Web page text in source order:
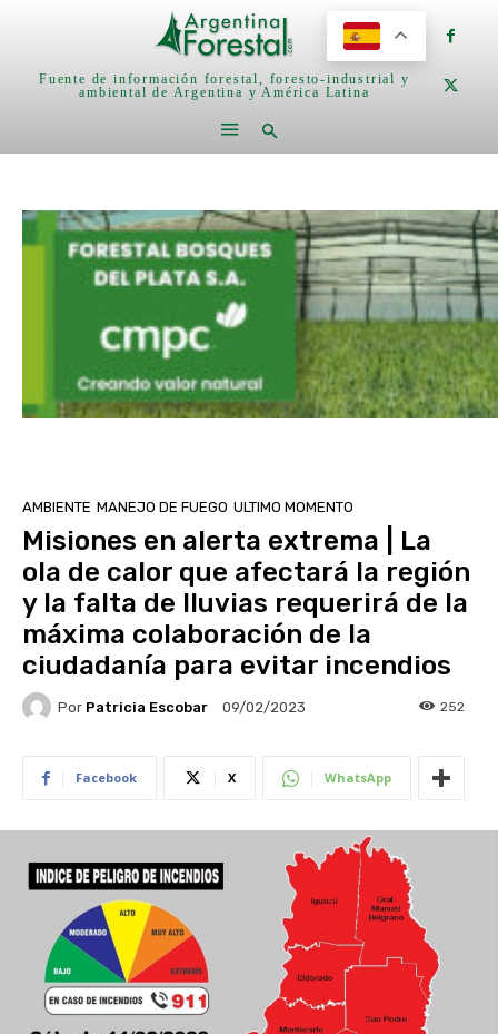
Fuente de información forestal, foresto-industrial y
ambiental de Argentina y América Latina
AMBIENTE MANEJO DE FUEGO ULTIMO MOMENTO
Misiones en alerta extrema | La
ola de calor que afectará la región
y la falta de lluvias requerirá de la
máxima colaboración de la
ciudadanía para evitar incendios
Por Patricia Escobar 09/02/2023 252
Facebook X WhatsApp